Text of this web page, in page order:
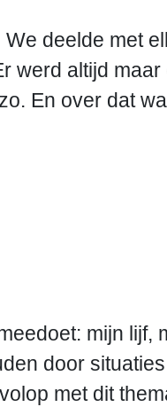
deelde met
werd altijd
En over dat
mijn lijf,
door
met dit